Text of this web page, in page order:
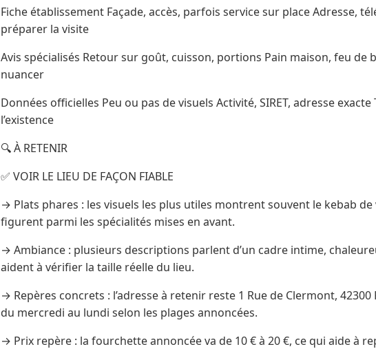
Fiche établissement Façade, accès, parfois service sur place Adresse,
préparer la visite
Avis spécialisés Retour sur goût, cuisson, portions Pain maison, feu de
nuancer
Données officielles Peu ou pas de visuels Activité, SIRET, adresse
l’existence
🔍 À RETENIR
✅ VOIR LE LIEU DE FAÇON FIABLE
→ Plats phares : les visuels les plus utiles montrent souvent le kebab
figurent parmi les spécialités mises en avant.
→ Ambiance : plusieurs descriptions parlent d’un cadre intime,
aident à vérifier la taille réelle du lieu.
→ Repères concrets : l’adresse à retenir reste 1 Rue de Clermont,
du mercredi au lundi selon les plages annoncées.
→ Prix repère : la fourchette annoncée va de 10 € à 20 €, ce qui aide à